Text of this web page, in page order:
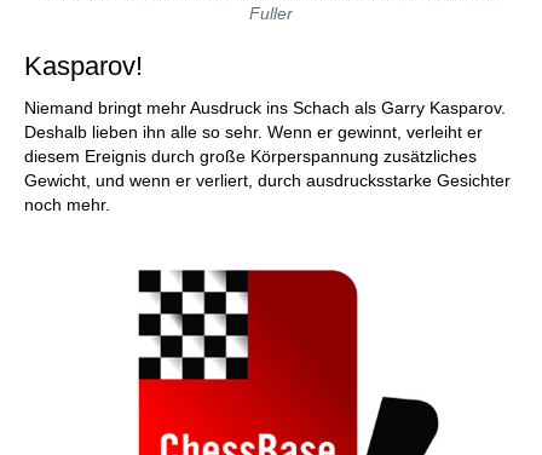
Fuller
Kasparov!
Niemand bringt mehr Ausdruck ins Schach als Garry Kasparov.
Deshalb lieben ihn alle so sehr. Wenn er gewinnt, verleiht er
diesem Ereignis durch große Körperspannung zusätzliches
Gewicht, und wenn er verliert, durch ausdrucksstarke Gesichter
noch mehr.